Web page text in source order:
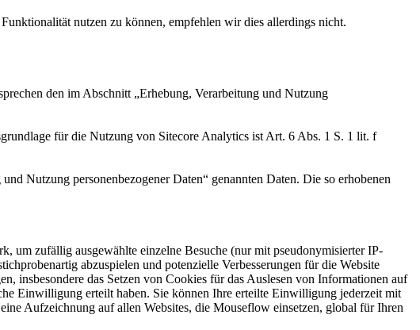
nutzen zu können, empfehlen wir dies allerdings nicht.
den im Abschnitt „Erhebung, Verarbeitung und Nutzung
für die Nutzung von Sitecore Analytics ist Art. 6 Abs. 1 S. 1 lit. f
Nutzung personenbezogener Daten“ genannten Daten. Die so erhobenen
um zufällig ausgewählte einzelne Besuche (nur mit pseudonymisierter IP-
abzuspielen und potenzielle Verbesserungen für die Website
insbesondere das Setzen von Cookies für das Auslesen von Informationen auf
Einwilligung erteilt haben. Sie können Ihre erteilte Einwilligung jederzeit mit
Aufzeichnung auf allen Websites, die Mouseflow einsetzen, global für Ihren